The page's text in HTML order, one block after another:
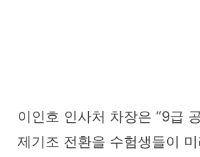
이인호 인사처 차장은 “9급
제기조 전환을 수험생들이